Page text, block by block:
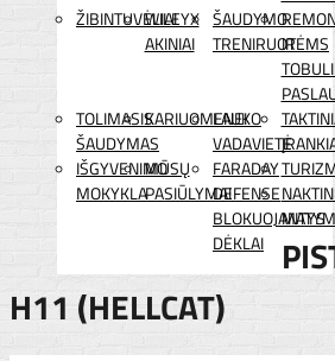
ŽIBINTUVĖLIAI
WILEYX
AKINIAI
ŠAUDYMO
TRENIRUOTĖMS
IR
TOLIMASIS
ŠAUDYMAS
KARIUOMENEI
LAUKO
VADAVIETĖ
IŠGYVENIMO
MOKYKLA
MŪSŲ
PASIŪLYMAI
FARADAY
DEFENSE
BLOKUOJANTYS
DĖKLAI
H11 (HELLCAT)